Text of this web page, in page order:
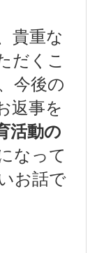
貴重な
だくこ
今後の
返事を
活動の
なって
お話で